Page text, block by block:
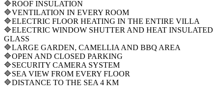
🔷ROOF INSULATION
🔷VENTILATION IN EVERY ROOM
🔷ELECTRIC FLOOR HEATING IN THE ENTIRE VILLA
🔷ELECTRIC WINDOW SHUTTER AND HEAT INSULATED
GLASS
🔷LARGE GARDEN, CAMELLIA AND BBQ AREA
🔷OPEN AND CLOSED PARKING
🔷SECURITY CAMERA SYSTEM
🔷SEA VIEW FROM EVERY FLOOR
🔷DISTANCE TO THE SEA 4 KM